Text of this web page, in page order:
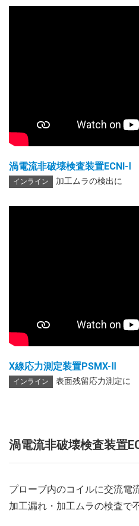
渦電流非破壊検査装置ECNI-Ⅰ
インライン 加工ムラの検出に
X線応力測定装置PSMX-Ⅱ
インライン 表面残留応力測定に
渦電流非破壊検査装置
プローブ内のコイルに交流電
加工漏れ・加工ムラの検査で